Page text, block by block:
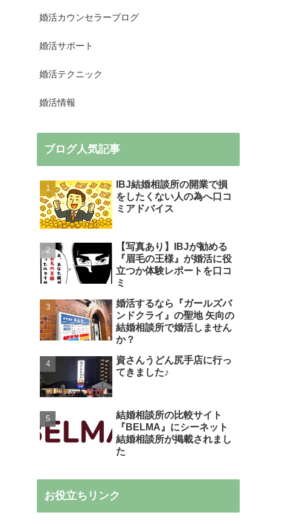
婚活カウンセラーブログ
婚活サポート
婚活テクニック
婚活情報
ブログ人気記事
IBJ結婚相談所の開業で損
をしたくない人の為へ口コ
ミアドバイス
【写真あり】IBJが勧める
『眉毛の王様』が婚活に役
立つか体験レポートを口コ
ミ
婚活するなら『ガールズバ
ンドクライ』の聖地 矢向の
結婚相談所で婚活しません
か？
資さんうどん尻手店に行っ
てきました♪
結婚相談所の比較サイト
『BELMA』にシーネット
結婚相談所が掲載されまし
た
お役立ちリンク